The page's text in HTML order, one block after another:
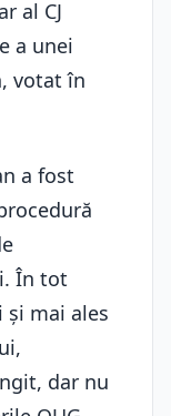
al CJ
a unei
votat în
a fost
În tot
și mai ales
dar nu